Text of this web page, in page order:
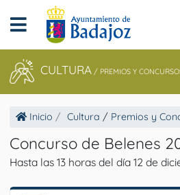
CULTURA / PREMIOS Y
Inicio Cultura / Premios y
Concurso de Belenes
Hasta las 13 horas del día 12 de